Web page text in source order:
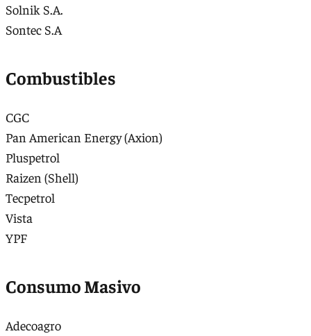
Solnik S.A.
Sontec S.A
Combustibles
CGC
Pan American Energy (Axion)
Pluspetrol
Raizen (Shell)
Tecpetrol
Vista
YPF
Consumo Masivo
Adecoagro